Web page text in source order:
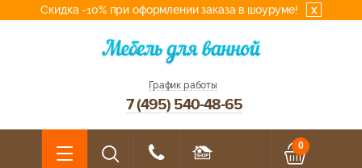
Скидка -10% при оформлении заказа в шоуруме! x
График работы
7 (495) 540-48-65
0